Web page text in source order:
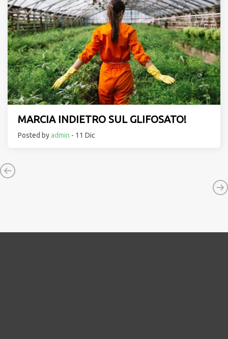
MARCIA INDIETRO SUL GLIFOSATO!
Posted byadmin - 11 Dic